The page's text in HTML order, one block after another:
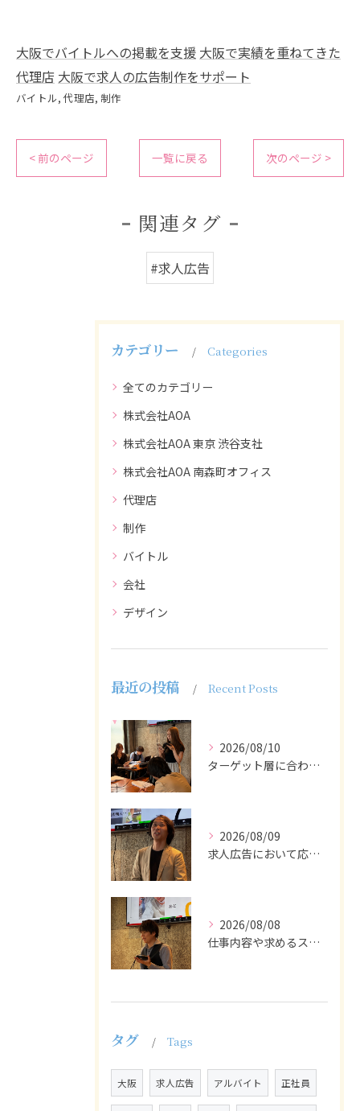
大阪でバイトルへの掲載を支援 大阪で実績を重ねてきた
代理店 大阪で求人の広告制作をサポート
バイトル 代理店 制作
< 前のページ 一覧に戻る 次のページ >
関連タグ
#求人広告
カテゴリー Categories
全てのカテゴリー
株式会社AOA
株式会社AOA 東京 渋谷支社
株式会社AOA 南森町オフィス
代理店
制作
バイトル
会社
デザイン
最近の投稿 Recent Posts
2026/08/10
ターゲット層に合わせた言葉遣いや表現も重要です。
2026/08/09
求人広告において応募者の質を大きく左右するのは、求人内容の充...
2026/08/08
仕事内容や求めるスキルを明確にし、ターゲット層に響くメッセー...
タグ Tags
大阪 求人広告 アルバイト 正社員